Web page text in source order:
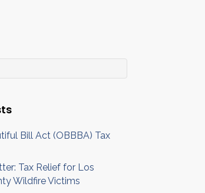
Bill Act (OBBBA) Tax
Tax Relief for Los
Wildfire Victims